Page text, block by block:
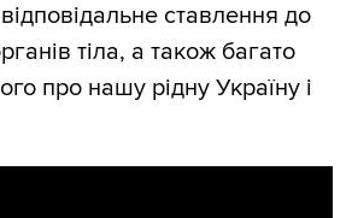
ставлення до
тіла, а також багато
про нашу рідну Україну і